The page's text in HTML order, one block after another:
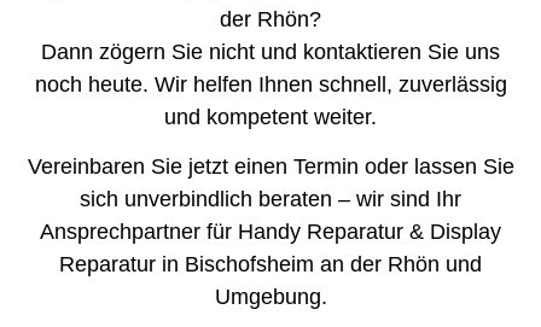
der Rhön?
Dann zögern Sie nicht und kontaktieren Sie uns
noch heute. Wir helfen Ihnen schnell, zuverlässig
und kompetent weiter.
Vereinbaren Sie jetzt einen Termin oder lassen Sie
sich unverbindlich beraten – wir sind Ihr
Ansprechpartner für Handy Reparatur & Display
Reparatur in Bischofsheim an der Rhön und
Umgebung.